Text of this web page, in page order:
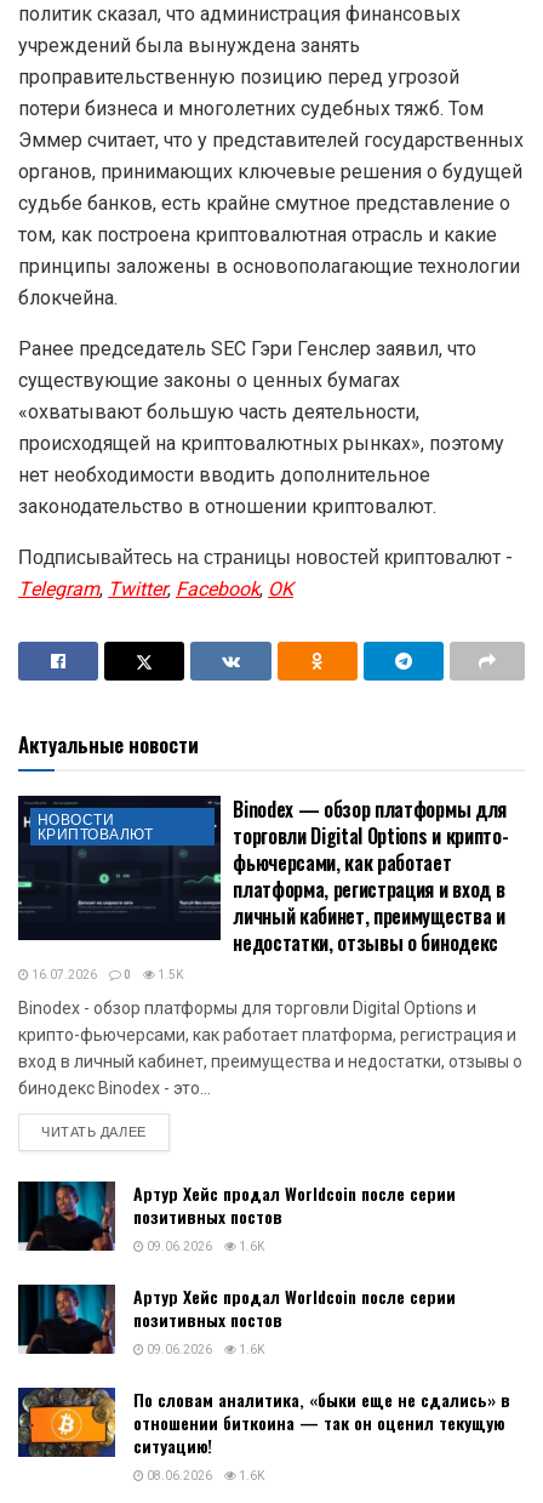
политик сказал, что администрация финансовых
учреждений была вынуждена занять
проправительственную позицию перед угрозой
потери бизнеса и многолетних судебных тяжб. Том
Эммер считает, что у представителей государственных
органов, принимающих ключевые решения о будущей
судьбе банков, есть крайне смутное представление о
том, как построена криптовалютная отрасль и какие
принципы заложены в основополагающие технологии
блокчейна.
Ранее председатель SEC Гэри Генслер заявил, что
существующие законы о ценных бумагах
«охватывают большую часть деятельности,
происходящей на криптовалютных рынках», поэтому
нет необходимости вводить дополнительное
законодательство в отношении криптовалют.
Подписывайтесь на страницы новостей криптовалют -
Telegram,Twitter,Facebook,OK
Актуальные новости
НОВОСТИ
КРИПТОВАЛЮТ
Binodex — обзор платформы для
торговли Digital Options и крипто-
фьючерсами, как работает
платформа, регистрация и вход в
личный кабинет, преимущества и
недостатки, отзывы о бинодекс
16.07.2026 0 1.5K
Binodex - обзор платформы для торговли Digital Options и
крипто-фьючерсами, как работает платформа, регистрация и
вход в личный кабинет, преимущества и недостатки, отзывы о
бинодекс Binodex - это...
ЧИТАТЬ ДАЛЕЕDETAILS
Артур Хейс продал Worldcoin после серии
позитивных постов
09.06.2026 1.6K
Артур Хейс продал Worldcoin после серии
позитивных постов
09.06.2026 1.6K
По словам аналитика, «быки еще не сдались» в
отношении биткоина — так он оценил текущую
ситуацию!
08.06.2026 1.6K